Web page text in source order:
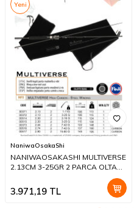
Yeni
NaniwaOsakaShi
NANIWAOSAKASHI MULTIVERSE
2.13CM 3-25GR 2 PARCA OLTA
3.971,19 TL